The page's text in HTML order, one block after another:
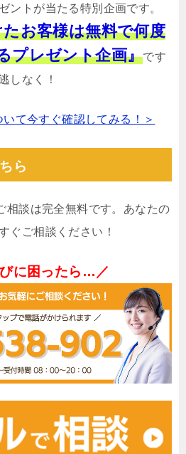
ントが当たる特別企画です。
お客様は無料で何度
プレゼント企画』です
しなく！
いて今すぐ確認してみる！＞
ら
相談は完全無料です。あなたの
ぐご相談ください！
に困ったら…／